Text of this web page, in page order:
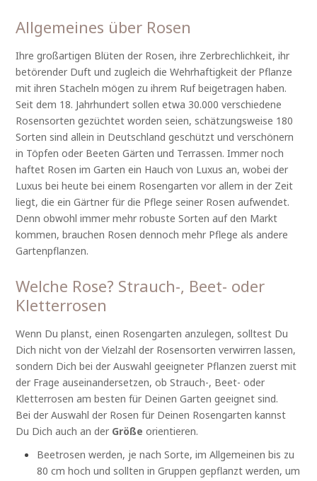
Allgemeines über Rosen
Ihre großartigen Blüten der Rosen, ihre Zerbrechlichkeit, ihr
betörender Duft und zugleich die Wehrhaftigkeit der Pflanze
mit ihren Stacheln mögen zu ihrem Ruf beigetragen haben.
Seit dem 18. Jahrhundert sollen etwa 30.000 verschiedene
Rosensorten gezüchtet worden seien, schätzungsweise 180
Sorten sind allein in Deutschland geschützt und verschönern
in Töpfen oder Beeten Gärten und Terrassen. Immer noch
haftet Rosen im Garten ein Hauch von Luxus an, wobei der
Luxus bei heute bei einem Rosengarten vor allem in der Zeit
liegt, die ein Gärtner für die Pflege seiner Rosen aufwendet.
Denn obwohl immer mehr robuste Sorten auf den Markt
kommen, brauchen Rosen dennoch mehr Pflege als andere
Gartenpflanzen.
Welche Rose? Strauch-, Beet- oder
Kletterrosen
Wenn Du planst, einen Rosengarten anzulegen, solltest Du
Dich nicht von der Vielzahl der Rosensorten verwirren lassen,
sondern Dich bei der Auswahl geeigneter Pflanzen zuerst mit
der Frage auseinandersetzen, ob Strauch-, Beet- oder
Kletterrosen am besten für Deinen Garten geeignet sind.
Bei der Auswahl der Rosen für Deinen Rosengarten kannst
Du Dich auch an der Größe orientieren.
Beetrosen werden, je nach Sorte, im Allgemeinen bis zu
80 cm hoch und sollten in Gruppen gepflanzt werden, um